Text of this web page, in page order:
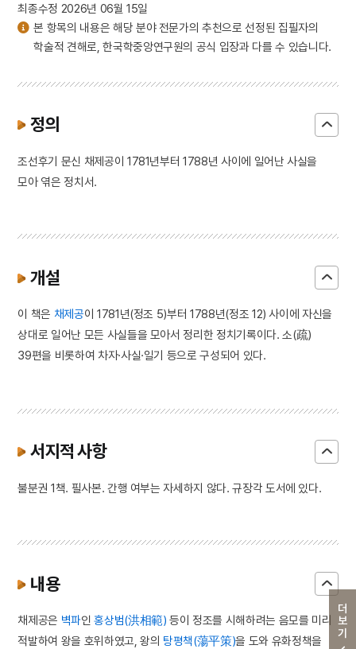
더보기
최종수정 2026년 06월 15일
본 항목의 내용은 해당 분야 전문가의 추천으로 선정된 집필자의
학술적 견해로, 한국학중앙연구원의 공식 입장과 다를 수 있습니다.
정의
조선후기 문신 채제공이 1781년부터 1788년 사이에 일어난 사실을
모아 엮은 정치서.
개설
이 책은 채제공이 1781년(정조 5)부터 1788년(정조 12) 사이에 자신을
상대로 일어난 모든 사실들을 모아서 정리한 정치기록이다. 소(疏)
39편을 비롯하여 차자·사실·일기 등으로 구성되어 있다.
서지적 사항
불분권 1책. 필사본. 간행 여부는 자세하지 않다. 규장각 도서에 있다.
내용
채제공은 벽파인홍상범(洪相範) 등이 정조를 시해하려는 음모를 미리
적발하여 왕을 호위하였고, 왕의 탕평책(蕩平策)을 도와 유화정책을